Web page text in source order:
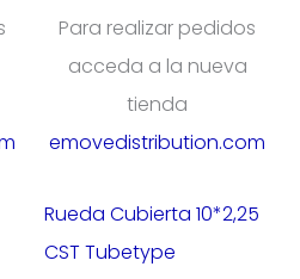
Para realizar pedidos
acceda a la nueva
tienda
emovedistribution.com
Rueda Cubierta 10*2,25
CST Tubetype